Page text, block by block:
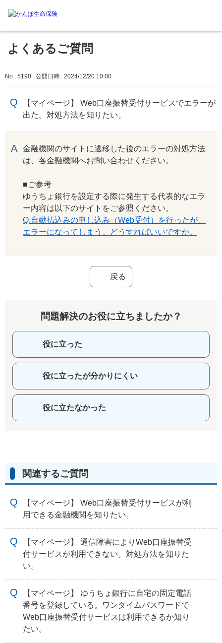
よくあるご質問
No : 5190 公開日時 : 2024/12/20 10:00
【マイページ】 Web口座振替受付サービスでエラーが
出た。対処方法を知りたい。
金融機関のサイトに遷移した後のエラーの対処方法
は、各金融機関へお問い合わせください。
■ご参考
ゆうちょ銀行を設定する際に発生する代表的なエラ
ー内容は以下のサイトをご参照ください。
Q.自動払込みの申し込み（Web受付）を行ったが、
エラーになってしまう。どうすればいいですか。
戻る
問題解決のお役に立ちましたか？
役に立った
役に立ったが分かりにくい
役に立たなかった
関連するご質問
【マイページ】 Web口座振替受付サービスが利
用できる金融機関を知りたい。
【マイページ】 通信障害によりWeb口座振替受
付サービスが利用できない。対処方法を知りた
い。
【マイページ】 ゆうちょ銀行に自宅の固定電話
番号を登録している。ワンタイムパスワードで
Web口座振替受付サービスは利用できるか知り
たい。